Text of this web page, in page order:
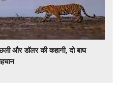
डॉलर की कहानी, दो बाघ